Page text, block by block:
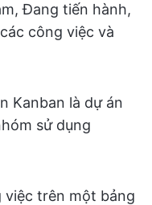
Đang tiến hành,
công việc và
Kanban là dự án
sử dụng
việc trên một bảng